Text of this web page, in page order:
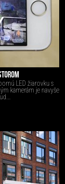
LED žiarovku s
kamerám je navyše